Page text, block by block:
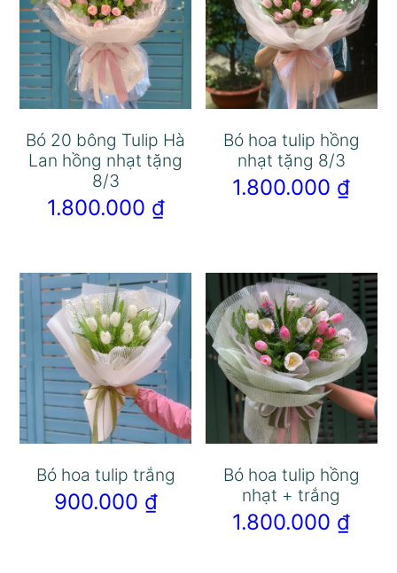
Bó 20 bông Tulip Hà
Lan hồng nhạt tặng
8/3
1.800.000 ₫
Bó hoa tulip hồng
nhạt tặng 8/3
1.800.000 ₫
Bó hoa tulip trắng
900.000 ₫
Bó hoa tulip hồng
nhạt + trắng
1.800.000 ₫